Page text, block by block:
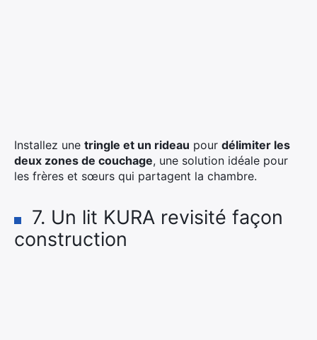
Installez une tringle et un rideau pour délimiter les
deux zones de couchage, une solution idéale pour
les frères et sœurs qui partagent la chambre.
7. Un lit KURA revisité façon
construction